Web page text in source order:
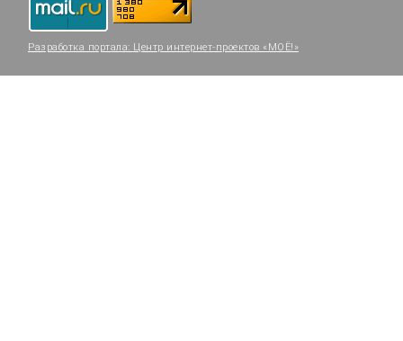
Разработка портала: Центр интернет-проектов «МОЁ!»